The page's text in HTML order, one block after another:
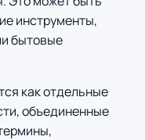
инструменты,
бытовые
как отдельные
объединенные